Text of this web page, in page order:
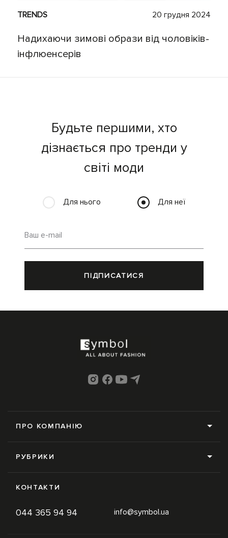
TRENDS 20 грудня 2024
Надихаючи зимові образи від чоловіків-
інфлюенсерів
Будьте першими, хто
дізнається про тренди у
світі моди
Для нього Для неї
Ваш e-mail
ПІДПИСАТИСЯ
ПРО КОМПАНІЮ
Контакти
РУБРИКИ
Trends
КОНТАКТИ
044 365 94 94 info@symbol.ua